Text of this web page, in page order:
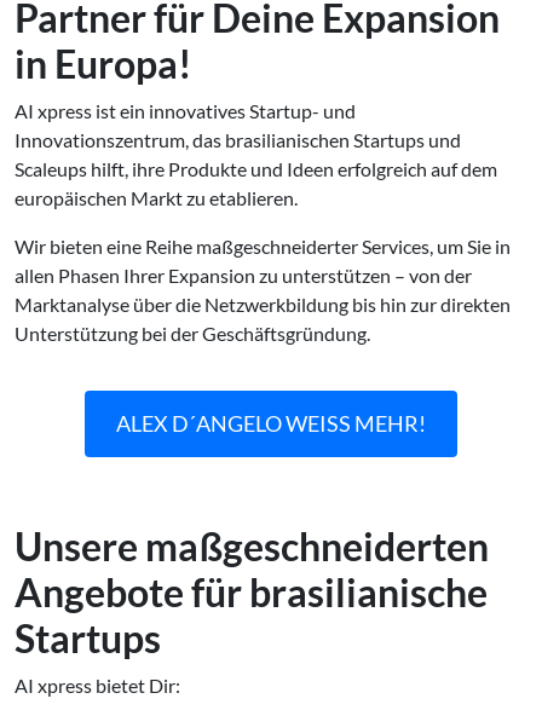
Partner für Deine Expansion
in Europa!
AI xpress ist ein innovatives Startup- und
Innovationszentrum, das brasilianischen Startups und
Scaleups hilft, ihre Produkte und Ideen erfolgreich auf dem
europäischen Markt zu etablieren.
Wir bieten eine Reihe maßgeschneiderter Services, um Sie in
allen Phasen Ihrer Expansion zu unterstützen – von der
Marktanalyse über die Netzwerkbildung bis hin zur direkten
Unterstützung bei der Geschäftsgründung.
ALEX D´ANGELO WEISS MEHR!
Unsere maßgeschneiderten
Angebote für brasilianische
Startups
AI xpress bietet Dir: